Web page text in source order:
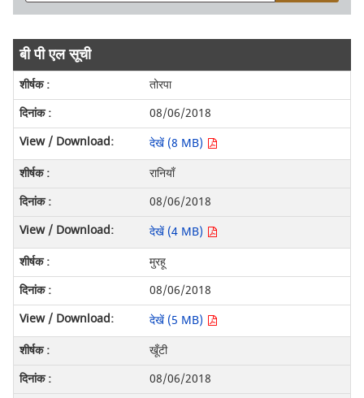
बी पी एल सूची
तोरपा
08/06/2018
देखें (8 MB)
रानियाँ
08/06/2018
देखें (4 MB)
मुरहू
08/06/2018
देखें (5 MB)
खूँटी
08/06/2018